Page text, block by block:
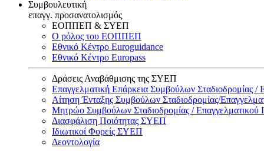
Συμβουλευτική
επαγγ. προσανατολισμός
ΕΟΠΠΕΠ & ΣΥΕΠ
Ο ρόλος του ΕΟΠΠΕΠ
Εθνικό Κέντρο Euroguidance
Εθνικό Κέντρο Europass
Δράσεις Αναβάθμισης της ΣΥΕΠ
Επαγγελματική Επάρκεια Συμβούλων Σταδιοδρομίας /
Αίτηση Ένταξης Συμβούλων Σταδιοδρομίας/
Μητρώο Συμβούλων Σταδιοδρομίας / Επαγγελματικού
Διασφάλιση Ποιότητας ΣΥΕΠ
Ιδιωτικοί Φορείς ΣΥΕΠ
Δεοντολογία